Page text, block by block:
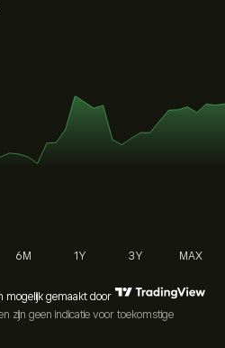
6M 1Y 3Y MAX
mogelijk gemaakt door
zijn geen indicatie voor toekomstige